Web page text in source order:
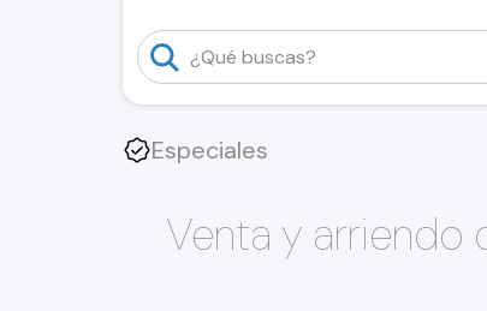
Especiales
Venta y arriendo